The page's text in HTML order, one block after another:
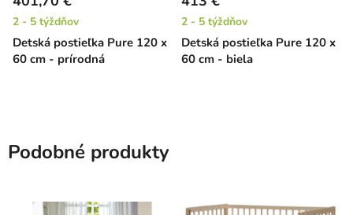
Detská postieľka Pure 120 x
60 cm - prírodná
2 - 5 týždňov
Detská postieľka Pure 120 x
60 cm - biela
2 - 5 týždňov
Podobné produkty